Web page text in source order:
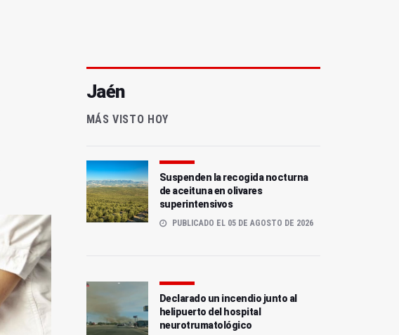
Jaén
MÁS VISTO HOY
Suspenden la recogida nocturna
de aceituna en olivares
superintensivos
PUBLICADO EL 05 DE AGOSTO DE 2026
Declarado un incendio junto al
helipuerto del hospital
neurotrumatológico